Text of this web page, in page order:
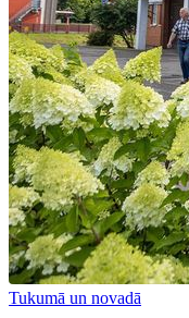
Tukumā un novadā